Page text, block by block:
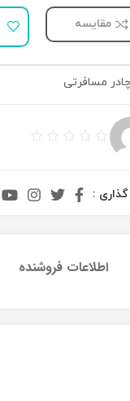
مقایسه
مسافرتی
:
اطلاعات فروشنده